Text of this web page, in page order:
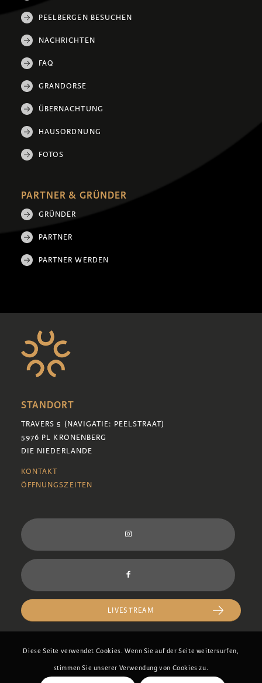
PEELBERGEN BESUCHEN
NACHRICHTEN
FAQ
GRANDORSE
ÜBERNACHTUNG
HAUSORDNUNG
FOTOS
PARTNER & GRÜNDER
GRÜNDER
PARTNER
PARTNER WERDEN
STANDORT
TRAVERS 5 (NAVIGATIE: PEELSTRAAT)
5976 PL KRONENBERG
DIE NIEDERLANDE
KONTAKT
ÖFFNUNGSZEITEN
LIVESTREAM
Diese Seite verwendet Cookies. Wenn Sie auf der Seite weitersurfen,
stimmen Sie unserer Verwendung von Cookies zu.